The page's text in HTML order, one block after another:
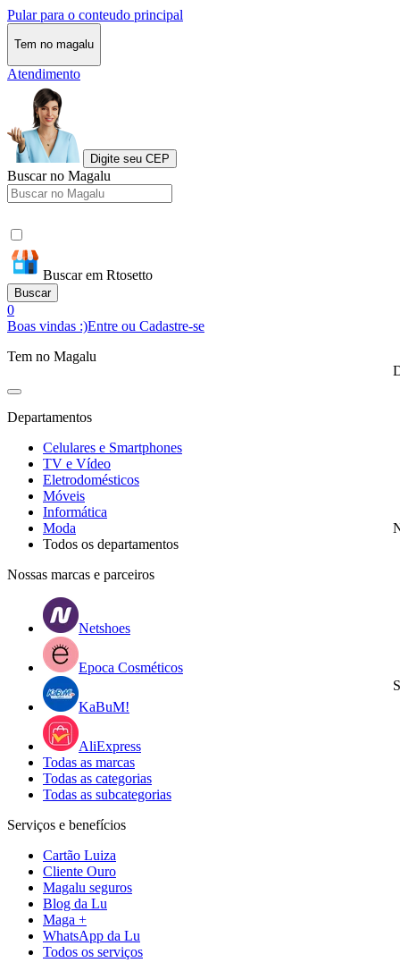
Pular para o conteudo principal
Tem no magalu
Atendimento
Digite seu CEP
Buscar no Magalu
Buscar em Rtosetto
Buscar
0
Boas vindas :)Entre ou Cadastre-se
Tem no Magalu
Departamentos
Celulares e Smartphones
TV e Vídeo
Eletrodomésticos
Móveis
Informática
Moda
Todos os departamentos
Nossas marcas e parceiros
Netshoes
Epoca Cosméticos
KaBuM!
AliExpress
Todas as marcas
Todas as categorias
Todas as subcategorias
Serviços e benefícios
Cartão Luiza
Cliente Ouro
Magalu seguros
Blog da Lu
Maga +
WhatsApp da Lu
Todos os serviços